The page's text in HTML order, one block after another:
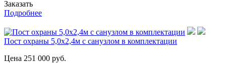
Заказать
Подробнее
Пост охраны 5,0х2,4м с санузлом в комплектации
Цена 251 000 руб.